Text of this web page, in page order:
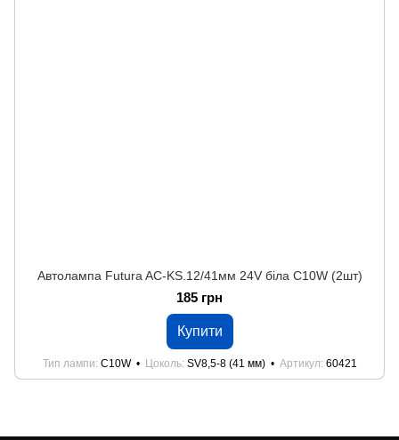
Автолампа Futura AC-KS.12/41мм 24V біла C10W (2шт)
185 грн
Купити
Тип лампи C10W Цоколь SV8,5-8 (41 мм) Артикул 60421